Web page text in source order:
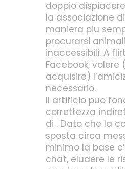
doppio
la associazione
maniera piu
procurarsi
inaccessibili. A
Facebook, volere
acquisire)
necessario.
Il artificio puo
correttezza
di . Dato che la
sposta circa
minimo la base
chat, eludere le